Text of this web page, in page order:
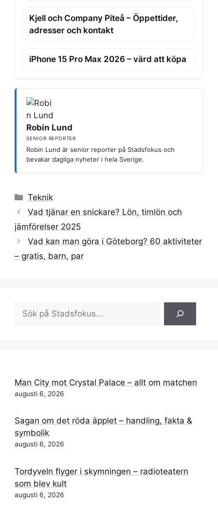
Kjell och Company Piteå – Öppettider,
adresser och kontakt
iPhone 15 Pro Max 2026 – värd att köpa
Robin Lund
SENIOR REPORTER
Robin Lund är senior reporter på Stadsfokus och
bevakar dagliga nyheter i hela Sverige.
Kategorier
Teknik
Vad tjänar en snickare? Lön, timlön och
jämförelser 2025
Vad kan man göra i Göteborg? 60 aktiviteter
– gratis, barn, par
Man City mot Crystal Palace – allt om matchen
augusti 6, 2026
Sagan om det röda äpplet – handling, fakta &
symbolik
augusti 6, 2026
Tordyveln flyger i skymningen – radioteatern
som blev kult
augusti 6, 2026